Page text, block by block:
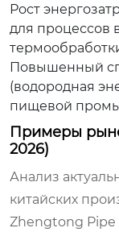
Рост
для процессов
Повышенный
(водородная
пищевой
Примеры
2026)
Анализ
китайских
Zhengtong